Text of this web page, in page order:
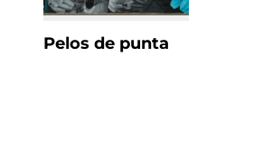
Pelos de punta